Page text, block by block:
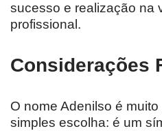
sucesso e realização na
profissional.
Considerações
O nome Adenilso é
simples escolha: é um